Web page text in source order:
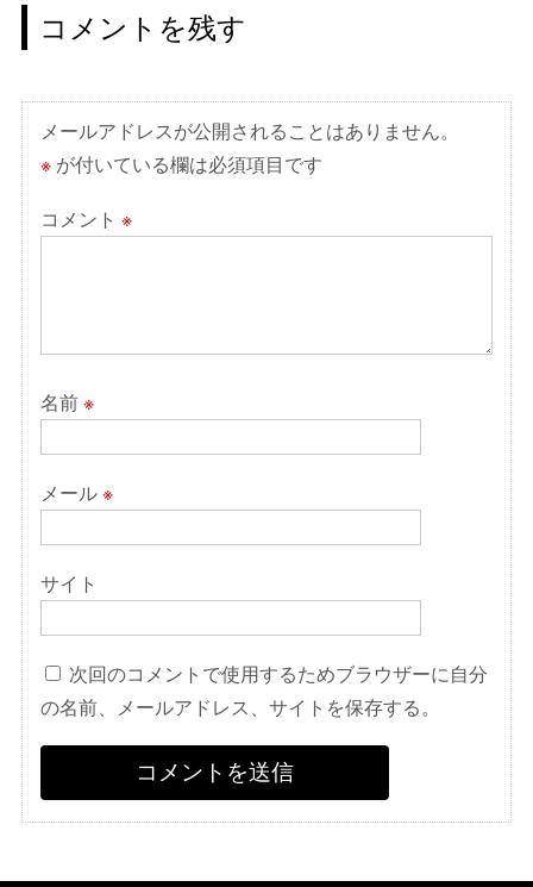
ゲ
ー
シ
ョ
ン
コメントを残す
メールアドレスが公開されることはありません。
※が付いている欄は必須項目です
コメント ※
名前※
メール※
サイト
次回のコメントで使用するためブラウザーに自分
の名前、メールアドレス、サイトを保存する。